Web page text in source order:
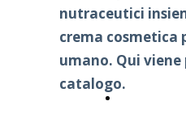
nutraceutici
crema cosmetica
umano. Qui
catalogo.